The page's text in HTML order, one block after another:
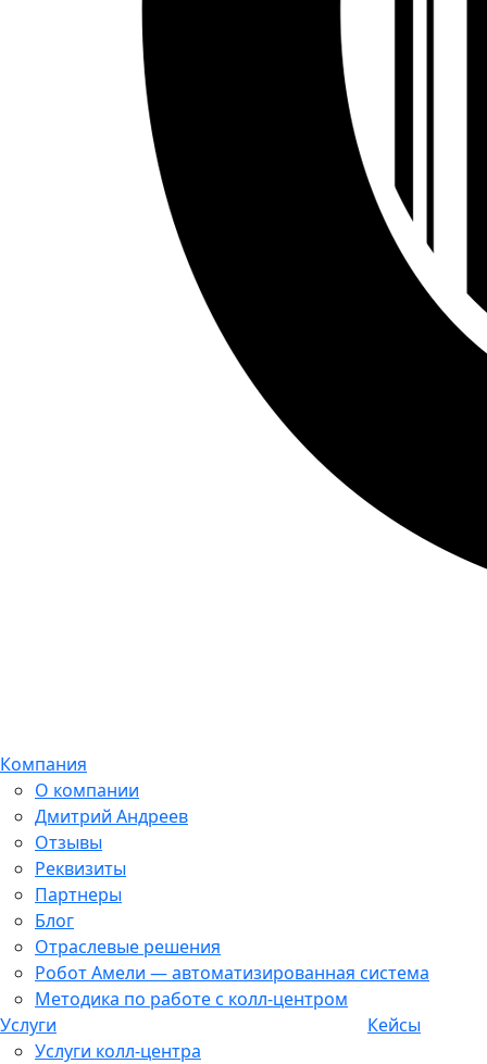
Компания
О компании
Дмитрий Андреев
Отзывы
Реквизиты
Партнеры
Блог
Отраслевые решения
Робот Амели — автоматизированная система
Методика по работе с колл-центром
Услуги
Услуги колл-центра
Кейсы